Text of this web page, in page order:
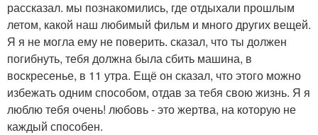
рассказал. мы познакомились, где отдыхали прошлым
летом, какой наш любимый фильм и много других вещей.
Я я не могла ему не поверить. сказал, что ты должен
погибнуть, тебя должна была сбить машина, в
воскресенье, в 11 утра. Ещё он сказал, что этого можно
избежать одним способом, отдав за тебя свою жизнь. Я я
люблю тебя очень! любовь - это жертва, на которую не
каждый способен.